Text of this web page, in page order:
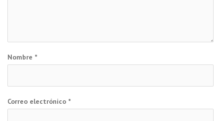
Nombre *
Correo electrónico *